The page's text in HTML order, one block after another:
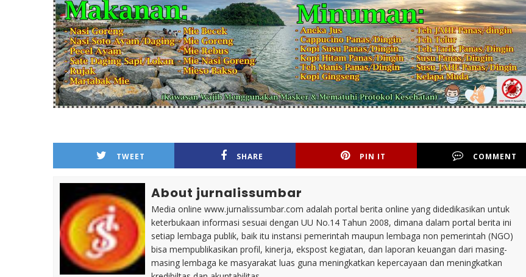
TWEET SHARE PIN IT COMMENT
About jurnalissumbar
Media online www.jurnalissumbar.com adalah portal berita online yang didedikasikan untuk
keterbukaan informasi sesuai dengan UU No.14 Tahun 2008, dimana dalam portal berita ini
setiap lembaga publik, baik itu instansi pemerintah maupun lembaga non pemerintah (NGO)
bisa mempublikasikan profil, kinerja, ekspost kegiatan, dan laporan keuangan dari masing-
masing lembaga ke masyarakat luas guna meningkatkan kepercayaan dan meningkatkan